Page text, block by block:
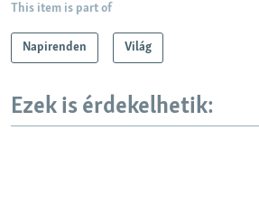
This item is part of
Napirenden Világ
Ezek is érdekelhetik: